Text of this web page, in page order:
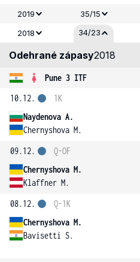
2019 35/15
2018
34/23
Odehrané zápasy2018
Pune 3 ITF
10.12.
Naydenova A.
Chernyshova M.
1K
09.12.
Chernyshova M.
Klaffner M.
Q-OF
08.12.
Chernyshova M.
Bavisetti S.
Q-1K